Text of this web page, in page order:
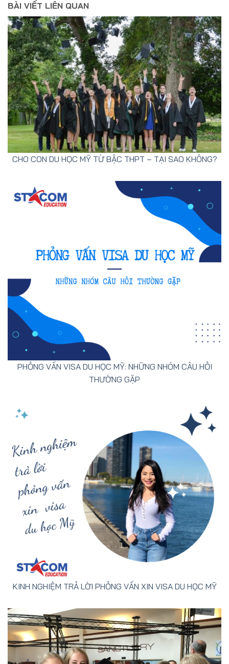
BÀI VIẾT LIÊN QUAN
CHO CON DU HỌC MỸ TỪ BẬC THPT – TẠI SAO KHÔNG?
PHỎNG VẤN VISA DU HỌC MỸ: NHỮNG NHÓM CÂU HỎI
THƯỜNG GẶP
KINH NGHIỆM TRẢ LỜI PHỎNG VẤN XIN VISA DU HỌC MỸ